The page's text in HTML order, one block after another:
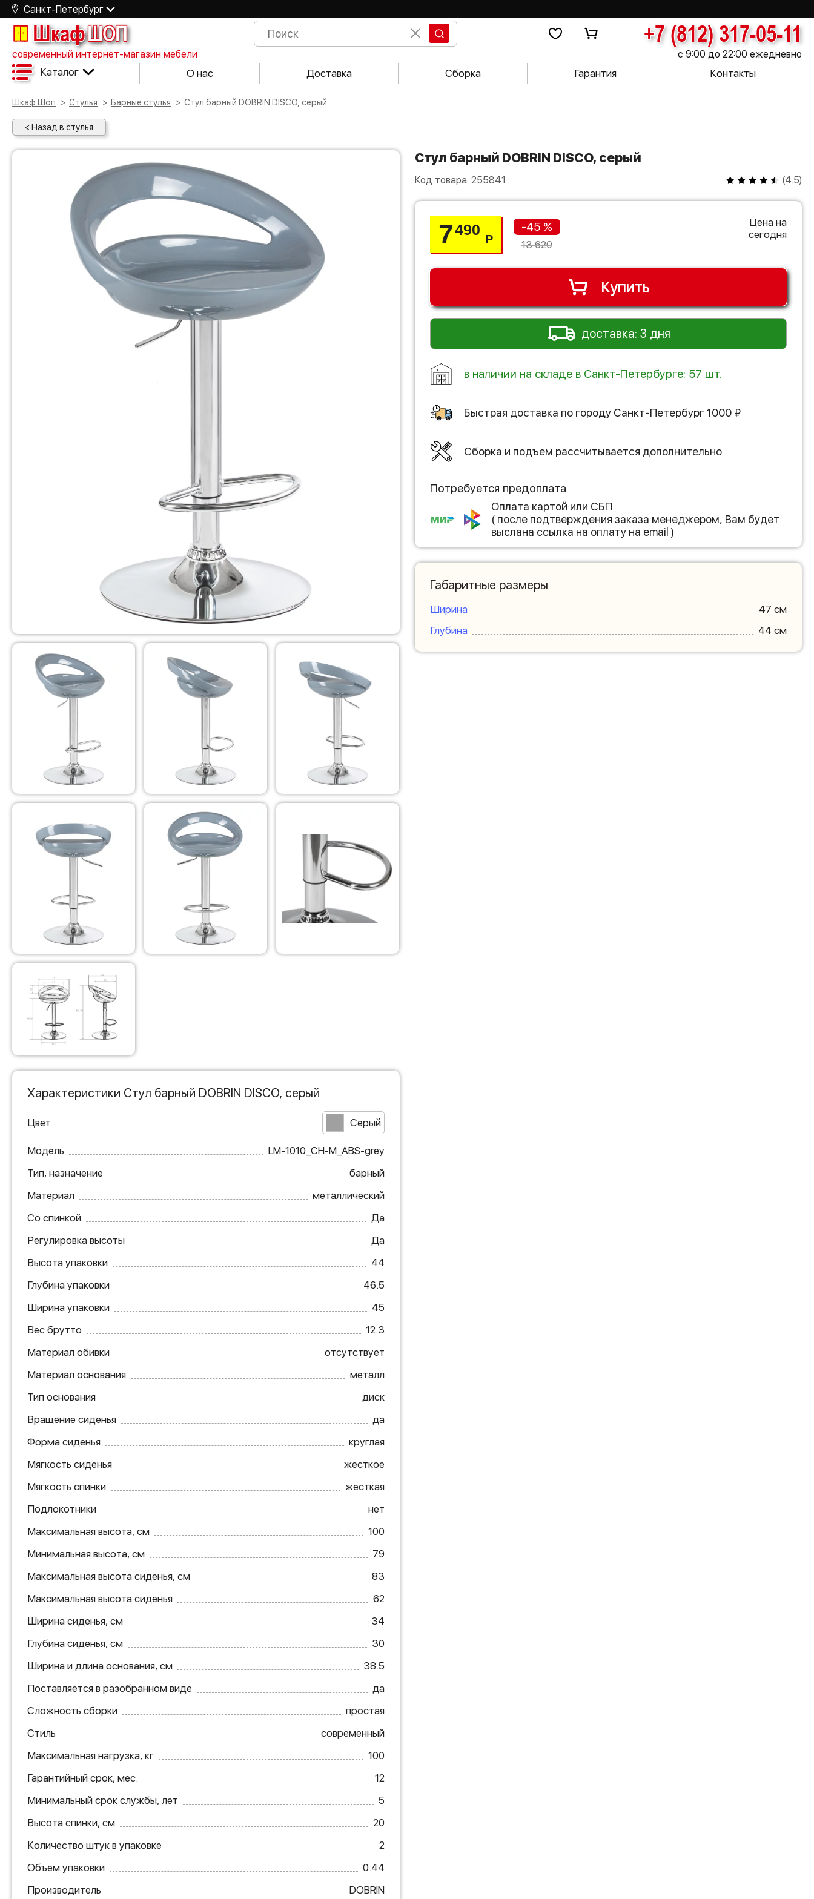
Санкт-Петербург
ШкафШОП +7 (812) 317-05-11
современный интернет-магазин мебели с 9:00 до 22:00 ежедневно
Каталог О нас Доставка Сборка Гарантия Контакты
Шкаф Шоп Стулья Барные стулья Стул барный DOBRIN DISCO, серый
< Назад в стулья
Стул барный DOBRIN DISCO, серый
Код товара: 255841 (4.5)
7490
Р
-45 %
13 620
Цена на
сегодня
Купить
доставка: 3 дня
в наличии на складе в Санкт-Петербурге: 57 шт.
Быстрая доставка по городу Санкт-Петербург 1000 ₽
Сборка и подъем рассчитывается дополнительно
Потребуется предоплата
Оплата картой или СБП
( после подтверждения заказа менеджером, Вам будет
выслана ссылка на оплату на email )
Габаритные размеры
Ширина
47 см
Глубина
44 см
Характеристики Стул барный DOBRIN DISCO, серый
Цвет Серый
Модель
LM-1010_CH-M_ABS-grey
Тип, назначение
барный
Материал
металлический
Со спинкой
Да
Регулировка высоты
Да
Высота упаковки
44
Глубина упаковки
46.5
Ширина упаковки
45
Вес брутто
12.3
Материал обивки
отсутствует
Материал основания
металл
Тип основания
диск
Вращение сиденья
да
Форма сиденья
круглая
Мягкость сиденья
жесткое
Мягкость спинки
жесткая
Подлокотники
нет
Максимальная высота, см
100
Минимальная высота, см
79
Максимальная высота сиденья, см
83
Максимальная высота сиденья
62
Ширина сиденья, см
34
Глубина сиденья, см
30
Ширина и длина основания, см
38.5
Поставляется в разобранном виде
да
Сложность сборки
простая
Стиль
современный
Максимальная нагрузка, кг
100
Гарантийный срок, мес.
12
Минимальный срок службы, лет
5
Высота спинки, см
20
Количество штук в упаковке
2
Объем упаковки
0.44
Производитель
DOBRIN